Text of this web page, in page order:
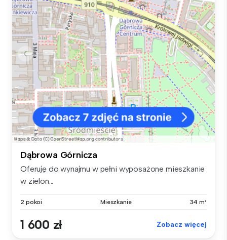
Dąbrowa Górnicza
Oferuję do wynajmu w pełni wyposażone mieszkanie
w zielon...
2 pokoi Mieszkanie 34 m²
1 600 zł Zobacz więcej